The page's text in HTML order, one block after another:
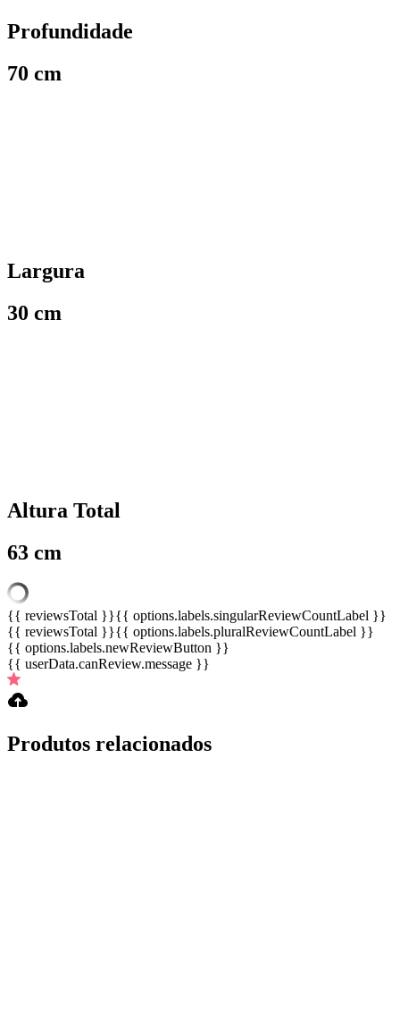
Profundidade
70 cm
Largura
30 cm
Altura Total
63 cm
{{ reviewsTotal }}{{ options.labels.singularReviewCountLabel }}
{{ reviewsTotal }}{{ options.labels.pluralReviewCountLabel }}
{{ options.labels.newReviewButton }}
{{ userData.canReview.message }}
Produtos relacionados